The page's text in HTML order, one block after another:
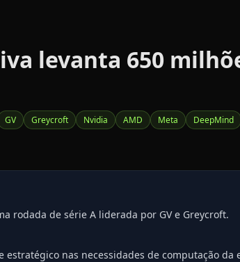
levanta 650
GV Greycroft Nvidia AMD Meta DeepMind
rodada de série A liderada por GV e Greycroft.
nas necessidades de computação da